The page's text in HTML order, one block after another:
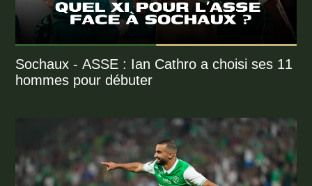
Sochaux - ASSE : Ian Cathro a choisi ses 11
hommes pour débuter